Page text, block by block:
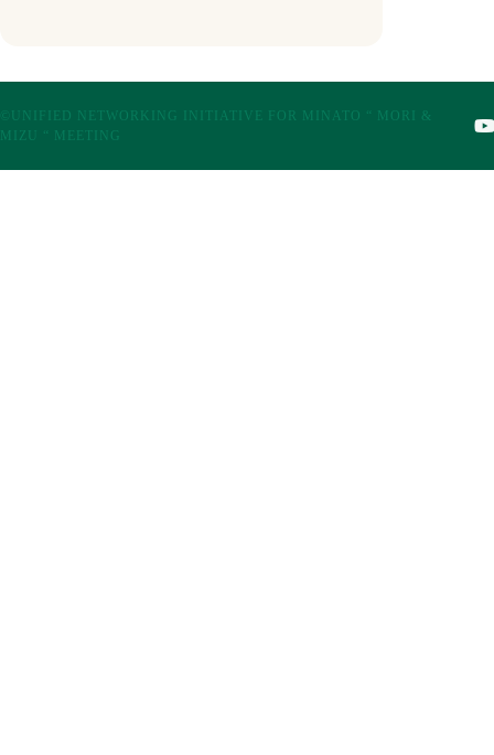
©UNIFIED NETWORKING INITIATIVE FOR MINATO “ MORI &
MIZU “ MEETING